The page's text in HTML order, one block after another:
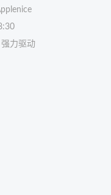
强力驱动